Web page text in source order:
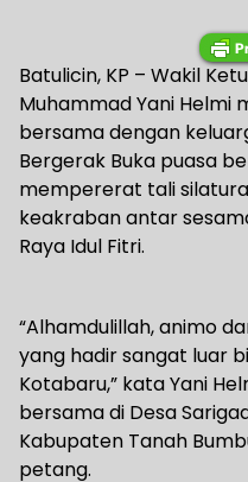
Batulicin, KP – Wakil
Muhammad Yani Helmi
bersama dengan
Bergerak Buka puasa
mempererat tali
keakraban antar
Raya Idul Fitri.
“Alhamdulillah, animo
yang hadir sangat luar
Kotabaru,” kata Yani
bersama di Desa
Kabupaten Tanah
petang.